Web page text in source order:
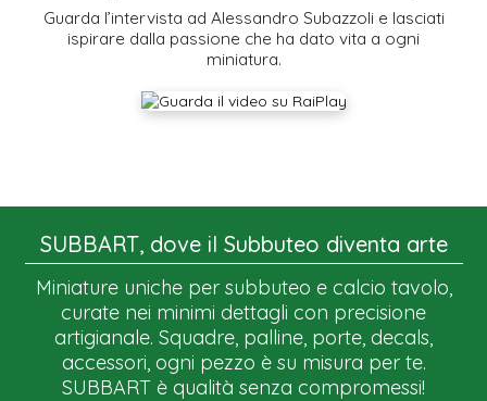
Guarda l’intervista ad Alessandro Subazzoli e lasciati
ispirare dalla passione che ha dato vita a ogni
miniatura.
SUBBART, dove il Subbuteo diventa arte
Miniature uniche per subbuteo e calcio tavolo,
curate nei minimi dettagli con precisione
artigianale. Squadre, palline, porte, decals,
accessori, ogni pezzo è su misura per te.
SUBBART è qualità senza compromessi!